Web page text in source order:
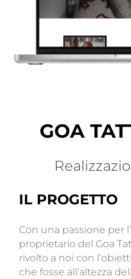
GOA
IL PROGETTO
Con una passione per
proprietario del Goa
rivolto a noi con
che fosse all’altezza